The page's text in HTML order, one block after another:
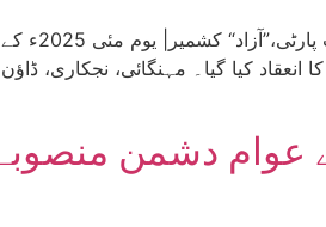
کا انعقاد کیا گیا۔ مہنگائی،
عوام دشمن